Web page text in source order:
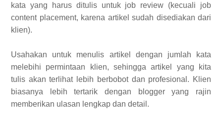
kata yang harus ditulis untuk job review (kecuali job
content placement, karena artikel sudah disediakan dari
klien).
Usahakan untuk menulis artikel dengan jumlah kata
melebihi permintaan klien, sehingga artikel yang kita
tulis akan terlihat lebih berbobot dan profesional. Klien
biasanya lebih tertarik dengan blogger yang rajin
memberikan ulasan lengkap dan detail.